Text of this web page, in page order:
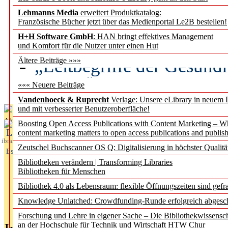
Lehmanns Media erweitert Produktkatalog:
Französische Bücher jetzt über das Medienportal Le2B bestellen!
H+H Software GmbH: HAN bringt effektives Management
und Komfort für die Nutzer unter einen Hut
Ältere Beiträge »»»
««« Neuere Beiträge
Vandenhoeck & Ruprecht Verlage: Unsere eLibrary in neuem
und mit verbesserter Benutzeroberfläche!
Boosting Open Access Publications with Content Marketing –
content marketing matters to open access publications and
Zeutschel Buchscanner OS Q: Digitalisierung in höchster
Bibliotheken verändern | Transforming Libraries
Bibliotheken für Menschen
Bibliothek 4.0 als Lebensraum: flexible Öffnungszeiten sind
Knowledge Unlatched: Crowdfunding-Runde erfolgreich
Forschung und Lehre in eigener Sache – Die
an der Hochschule für Technik und Wirtschaft HTW Chur
Künstliche Intelligenz
besser zu verstehen
„Leitbegriffe der
des BIÖG erscheinen
Aktuelles aus
L
ibrary
Essentials